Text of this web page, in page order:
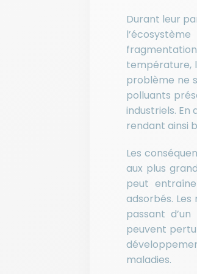
Durant leur
température,
problème ne
polluants
industriels.
rendant ainsi
Les
aux plus
peut
adsorbés.
passant
peuvent
maladies.